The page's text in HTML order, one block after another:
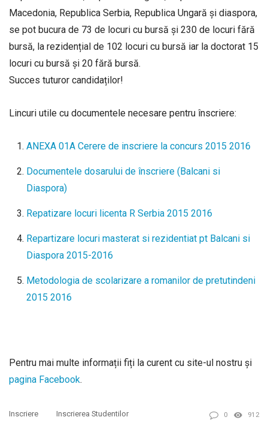
Macedonia, Republica Serbia, Republica Ungară și diaspora,
se pot bucura de 73 de locuri cu bursă și 230 de locuri fără
bursă, la rezidențial de 102 locuri cu bursă iar la doctorat 15
locuri cu bursă și 20 fără bursă.
Succes tuturor candidaților!
Lincuri utile cu documentele necesare pentru înscriere:
ANEXA 01A Cerere de inscriere la concurs 2015 2016
Documentele dosarului de înscriere (Balcani si
Diaspora)
Repatizare locuri licenta R Serbia 2015 2016
Repartizare locuri masterat si rezidentiat pt Balcani si
Diaspora 2015-2016
Metodologia de scolarizare a romanilor de pretutindeni
2015 2016
Pentru mai multe informații fiți la curent cu site-ul nostru și
pagina Facebook.
Inscriere Inscrierea Studentilor 0 912